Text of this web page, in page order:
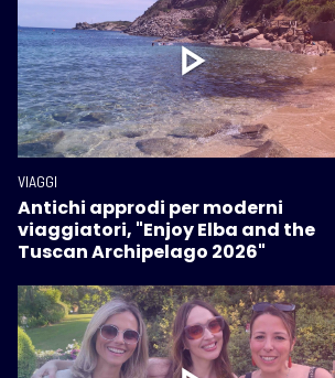
VIAGGI
Antichi approdi per moderni
viaggiatori, "Enjoy Elba and the
Tuscan Archipelago 2026"